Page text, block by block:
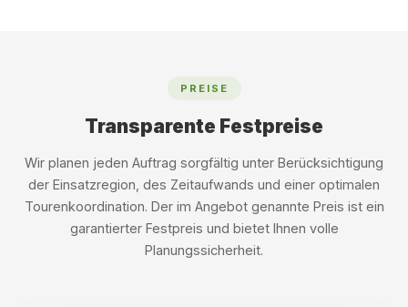
PREISE
Transparente Festpreise
Wir planen jeden Auftrag sorgfältig unter Berücksichtigung
der Einsatzregion, des Zeitaufwands und einer optimalen
Tourenkoordination. Der im Angebot genannte Preis ist ein
garantierter Festpreis und bietet Ihnen volle
Planungssicherheit.